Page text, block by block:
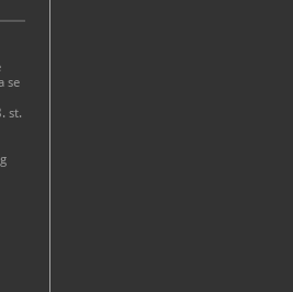
se
st.